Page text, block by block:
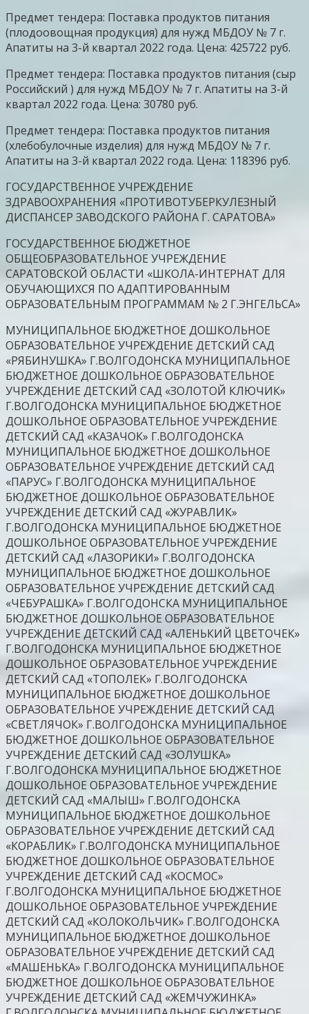
Предмет тендера: Поставка продуктов питания
(плодоовощная продукция) для нужд МБДОУ № 7 г.
Апатиты на 3-й квартал 2022 года. Цена: 425722 руб.
Предмет тендера: Поставка продуктов питания (сыр
Российский ) для нужд МБДОУ № 7 г. Апатиты на 3-й
квартал 2022 года. Цена: 30780 руб.
Предмет тендера: Поставка продуктов питания
(хлебобулочные изделия) для нужд МБДОУ № 7 г.
Апатиты на 3-й квартал 2022 года. Цена: 118396 руб.
ГОСУДАРСТВЕННОЕ УЧРЕЖДЕНИЕ
ЗДРАВООХРАНЕНИЯ «ПРОТИВОТУБЕРКУЛЕЗНЫЙ
ДИСПАНСЕР ЗАВОДСКОГО РАЙОНА Г. САРАТОВА»
ГОСУДАРСТВЕННОЕ БЮДЖЕТНОЕ
ОБЩЕОБРАЗОВАТЕЛЬНОЕ УЧРЕЖДЕНИЕ
САРАТОВСКОЙ ОБЛАСТИ «ШКОЛА-ИНТЕРНАТ ДЛЯ
ОБУЧАЮЩИХСЯ ПО АДАПТИРОВАННЫМ
ОБРАЗОВАТЕЛЬНЫМ ПРОГРАММАМ № 2 Г.ЭНГЕЛЬСА»
МУНИЦИПАЛЬНОЕ БЮДЖЕТНОЕ ДОШКОЛЬНОЕ
ОБРАЗОВАТЕЛЬНОЕ УЧРЕЖДЕНИЕ ДЕТСКИЙ САД
«РЯБИНУШКА» Г.ВОЛГОДОНСКА МУНИЦИПАЛЬНОЕ
БЮДЖЕТНОЕ ДОШКОЛЬНОЕ ОБРАЗОВАТЕЛЬНОЕ
УЧРЕЖДЕНИЕ ДЕТСКИЙ САД «ЗОЛОТОЙ КЛЮЧИК»
Г.ВОЛГОДОНСКА МУНИЦИПАЛЬНОЕ БЮДЖЕТНОЕ
ДОШКОЛЬНОЕ ОБРАЗОВАТЕЛЬНОЕ УЧРЕЖДЕНИЕ
ДЕТСКИЙ САД «КАЗАЧОК» Г.ВОЛГОДОНСКА
МУНИЦИПАЛЬНОЕ БЮДЖЕТНОЕ ДОШКОЛЬНОЕ
ОБРАЗОВАТЕЛЬНОЕ УЧРЕЖДЕНИЕ ДЕТСКИЙ САД
«ПАРУС» Г.ВОЛГОДОНСКА МУНИЦИПАЛЬНОЕ
БЮДЖЕТНОЕ ДОШКОЛЬНОЕ ОБРАЗОВАТЕЛЬНОЕ
УЧРЕЖДЕНИЕ ДЕТСКИЙ САД «ЖУРАВЛИК»
Г.ВОЛГОДОНСКА МУНИЦИПАЛЬНОЕ БЮДЖЕТНОЕ
ДОШКОЛЬНОЕ ОБРАЗОВАТЕЛЬНОЕ УЧРЕЖДЕНИЕ
ДЕТСКИЙ САД «ЛАЗОРИКИ» Г.ВОЛГОДОНСКА
МУНИЦИПАЛЬНОЕ БЮДЖЕТНОЕ ДОШКОЛЬНОЕ
ОБРАЗОВАТЕЛЬНОЕ УЧРЕЖДЕНИЕ ДЕТСКИЙ САД
«ЧЕБУРАШКА» Г.ВОЛГОДОНСКА МУНИЦИПАЛЬНОЕ
БЮДЖЕТНОЕ ДОШКОЛЬНОЕ ОБРАЗОВАТЕЛЬНОЕ
УЧРЕЖДЕНИЕ ДЕТСКИЙ САД «АЛЕНЬКИЙ ЦВЕТОЧЕК»
Г.ВОЛГОДОНСКА МУНИЦИПАЛЬНОЕ БЮДЖЕТНОЕ
ДОШКОЛЬНОЕ ОБРАЗОВАТЕЛЬНОЕ УЧРЕЖДЕНИЕ
ДЕТСКИЙ САД «ТОПОЛЕК» Г.ВОЛГОДОНСКА
МУНИЦИПАЛЬНОЕ БЮДЖЕТНОЕ ДОШКОЛЬНОЕ
ОБРАЗОВАТЕЛЬНОЕ УЧРЕЖДЕНИЕ ДЕТСКИЙ САД
«СВЕТЛЯЧОК» Г.ВОЛГОДОНСКА МУНИЦИПАЛЬНОЕ
БЮДЖЕТНОЕ ДОШКОЛЬНОЕ ОБРАЗОВАТЕЛЬНОЕ
УЧРЕЖДЕНИЕ ДЕТСКИЙ САД «ЗОЛУШКА»
Г.ВОЛГОДОНСКА МУНИЦИПАЛЬНОЕ БЮДЖЕТНОЕ
ДОШКОЛЬНОЕ ОБРАЗОВАТЕЛЬНОЕ УЧРЕЖДЕНИЕ
ДЕТСКИЙ САД «МАЛЫШ» Г.ВОЛГОДОНСКА
МУНИЦИПАЛЬНОЕ БЮДЖЕТНОЕ ДОШКОЛЬНОЕ
ОБРАЗОВАТЕЛЬНОЕ УЧРЕЖДЕНИЕ ДЕТСКИЙ САД
«КОРАБЛИК» Г.ВОЛГОДОНСКА МУНИЦИПАЛЬНОЕ
БЮДЖЕТНОЕ ДОШКОЛЬНОЕ ОБРАЗОВАТЕЛЬНОЕ
УЧРЕЖДЕНИЕ ДЕТСКИЙ САД «КОСМОС»
Г.ВОЛГОДОНСКА МУНИЦИПАЛЬНОЕ БЮДЖЕТНОЕ
ДОШКОЛЬНОЕ ОБРАЗОВАТЕЛЬНОЕ УЧРЕЖДЕНИЕ
ДЕТСКИЙ САД «КОЛОКОЛЬЧИК» Г.ВОЛГОДОНСКА
МУНИЦИПАЛЬНОЕ БЮДЖЕТНОЕ ДОШКОЛЬНОЕ
ОБРАЗОВАТЕЛЬНОЕ УЧРЕЖДЕНИЕ ДЕТСКИЙ САД
«МАШЕНЬКА» Г.ВОЛГОДОНСКА МУНИЦИПАЛЬНОЕ
БЮДЖЕТНОЕ ДОШКОЛЬНОЕ ОБРАЗОВАТЕЛЬНОЕ
УЧРЕЖДЕНИЕ ДЕТСКИЙ САД «ЖЕМЧУЖИНКА»